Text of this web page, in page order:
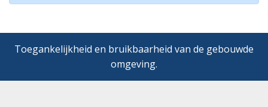
Toegankelijkheid en bruikbaarheid van de gebouwde
omgeving.